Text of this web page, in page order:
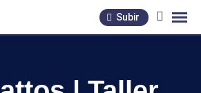
Subir